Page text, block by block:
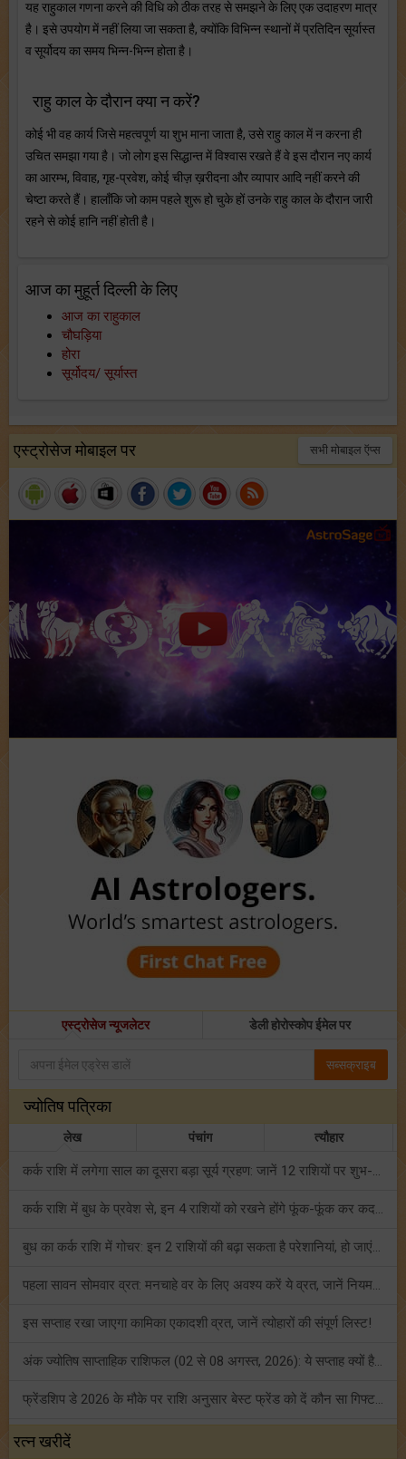
यह राहुकाल गणना करने की विधि को ठीक तरह से समझने के लिए एक उदाहरण मात्र
है। इसे उपयोग में नहीं लिया जा सकता है, क्योंकि विभिन्न स्थानों में प्रतिदिन सूर्यास्त
व सूर्योदय का समय भिन्न-भिन्न होता है।
राहु काल के दौरान क्या न करें?
कोई भी वह कार्य जिसे महत्वपूर्ण या शुभ माना जाता है, उसे राहु काल में न करना ही
उचित समझा गया है। जो लोग इस सिद्धान्त में विश्वास रखते हैं वे इस दौरान नए कार्य
का आरम्भ, विवाह, गृह-प्रवेश, कोई चीज़ ख़रीदना और व्यापार आदि नहीं करने की
चेष्टा करते हैं। हालाँकि जो काम पहले शुरू हो चुके हों उनके राहु काल के दौरान जारी
रहने से कोई हानि नहीं होती है।
आज का मुहूर्त दिल्ली के लिए
आज का राहुकाल
चौघड़िया
होरा
सूर्योदय/ सूर्यास्त
एस्ट्रोसेज मोबाइल पर सभी मोबाइल ऍप्स
एस्ट्रोसेज न्यूजलेटर डेली होरोस्कोप ईमेल पर
सब्सक्राइब
ज्योतिष पत्रिका
लेख पंचांग त्यौहार
कर्क राशि में लगेगा साल का दूसरा बड़ा सूर्य ग्रहण: जानें 12 राशियों पर शुभ-अशुभ प्रभाव!
कर्क राशि में बुध के प्रवेश से, इन 4 राशियों को रखने होंगे फूंक-फूंक कर कदम!
बुध का कर्क राशि में गोचर: इन 2 राशियों की बढ़ा सकता है परेशानियां, हो जाएं सावधान!
पहला सावन सोमवार व्रत: मनचाहे वर के लिए अवश्य करें ये व्रत, जानें नियम एवं पूजा विधि!
इस सप्ताह रखा जाएगा कामिका एकादशी व्रत, जानें त्योहारों की संपूर्ण लिस्ट!
अंक ज्योतिष साप्ताहिक राशिफल (02 से 08 अगस्त, 2026): ये सप्ताह क्यों है खास?
फ्रेंडशिप डे 2026 के मौके पर राशि अनुसार बेस्ट फ्रेंड को दें कौन सा गिफ्ट? जानें
रत्न खरीदें